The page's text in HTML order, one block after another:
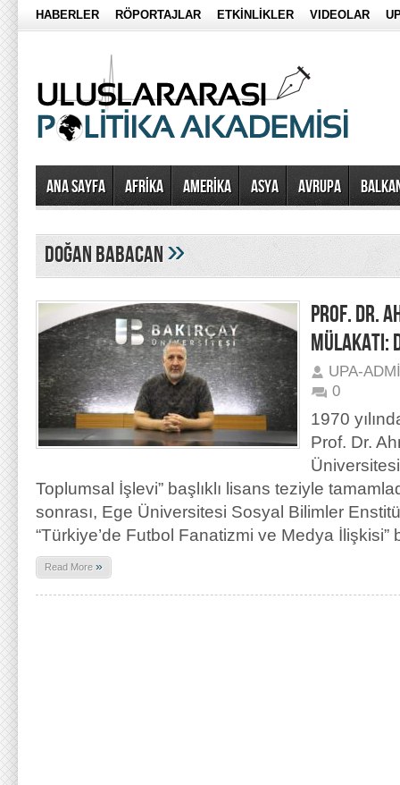
HABERLER RÖPORTAJLAR ETKİNLİKLER VIDEOLAR
Ana Sayfa AFRİKA AMERİKA ASYA AVRUPA
doğan babacan»
PROF. DR.
MÜLAKATI:
UPA-
0
1970
Prof. Dr.
Toplumsal İşlevi” başlıklı lisans teziyle
sonrası, Ege Üniversitesi Sosyal Bilimler
“Türkiye’de Futbol Fanatizmi ve Medya İlişkisi”
Read More »